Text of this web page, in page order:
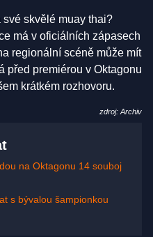
skvělé muay thai?
má v oficiálních zápasech
regionální scéně může mít
před premiérou v Oktagonu
krátkém rozhovoru.
zdroj: Archiv
na Oktagonu 14 souboj
s bývalou šampionkou